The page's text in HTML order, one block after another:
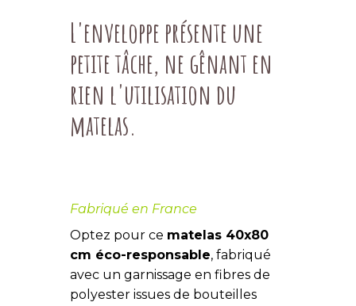
L'enveloppe présente une
petite tâche, ne gênant en
rien l'utilisation du
matelas.
Fabriqué en France
Optez pour ce matelas 40x80
cm éco-responsable, fabriqué
avec un garnissage en fibres de
polyester issues de bouteilles